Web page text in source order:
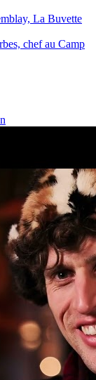
La Buvette
chef au Camp